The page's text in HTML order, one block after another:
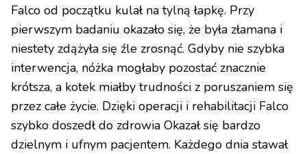
Falco od początku kulał na tylną łapkę. Przy
pierwszym badaniu okazało się, że była złamana i
niestety zdążyła się źle zrosnąć. Gdyby nie szybka
interwencja, nóżka mogłaby pozostać znacznie
krótsza, a kotek miałby trudności z poruszaniem się
przez całe życie. Dzięki operacji i rehabilitacji Falco
szybko doszedł do zdrowia Okazał się bardzo
dzielnym i ufnym pacjentem. Każdego dnia stawał